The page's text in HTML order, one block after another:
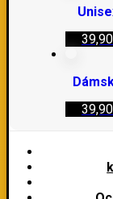
39,90
39,90